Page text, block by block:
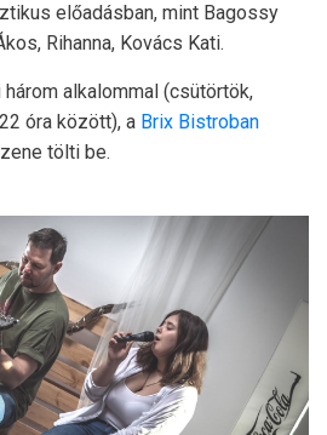
előadásban, mint Bagossy
Rihanna, Kovács Kati.
alkalommal (csütörtök,
óra között), a Brix Bistroban
tölti be.